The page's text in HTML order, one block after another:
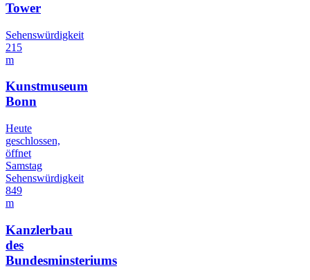
Tower
Sehenswürdigkeit
215
m
Kunstmuseum
Bonn
Heute
geschlossen,
öffnet
Samstag
Sehenswürdigkeit
849
m
Kanzlerbau
des
Bundesminsteriums